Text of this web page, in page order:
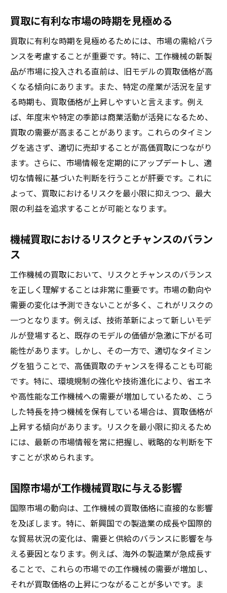
中古市場での評判を利用する方法
オンラインプラットフォームを活用した買
取促進
買取条件の交渉術で高価買取を狙う
工作機械買取で失敗しないための注意点と成功
への道
よくある失敗事例とその回避方法
信頼できる買取業者の見極め方
契約時に確認すべき重要事項
買取手続きの流れを把握する
詐欺を防ぐための対策
長期的な視点での成功戦略
プロ視点からの買取戦略アドバイス
利益を最大化するための計画作成
市場調査結果を活用した戦略
買取後のフォローアップ戦略
新しい市場への進出を視野に入れる
買取に有利な市場の時期を見極める
買取に有利な時期を見極めるためには、市場の需給バラ
ンスを考慮することが重要です。特に、工作機械の新製
品が市場に投入される直前は、旧モデルの買取価格が高
くなる傾向にあります。また、特定の産業が活況を呈す
る時期も、買取価格が上昇しやすいと言えます。例え
ば、年度末や特定の季節は商業活動が活発になるため、
買取の需要が高まることがあります。これらのタイミン
グを逃さず、適切に売却することが高価買取につながり
ます。さらに、市場情報を定期的にアップデートし、適
切な情報に基づいた判断を行うことが肝要です。これに
よって、買取におけるリスクを最小限に抑えつつ、最大
限の利益を追求することが可能となります。
機械買取におけるリスクとチャンスのバラン
ス
工作機械の買取において、リスクとチャンスのバランス
を正しく理解することは非常に重要です。市場の動向や
需要の変化は予測できないことが多く、これがリスクの
一つとなります。例えば、技術革新によって新しいモデ
ルが登場すると、既存のモデルの価値が急激に下がる可
能性があります。しかし、その一方で、適切なタイミン
グを狙うことで、高価買取のチャンスを得ることも可能
です。特に、環境規制の強化や技術進化により、省エネ
や高性能な工作機械への需要が増加しているため、こう
した特長を持つ機械を保有している場合は、買取価格が
上昇する傾向があります。リスクを最小限に抑えるため
には、最新の市場情報を常に把握し、戦略的な判断を下
すことが求められます。
国際市場が工作機械買取に与える影響
国際市場の動向は、工作機械の買取価格に直接的な影響
を及ぼします。特に、新興国での製造業の成長や国際的
な貿易状況の変化は、需要と供給のバランスに影響を与
える要因となります。例えば、海外の製造業が急成長す
ることで、これらの市場での工作機械の需要が増加し、
それが買取価格の上昇につながることが多いです。ま